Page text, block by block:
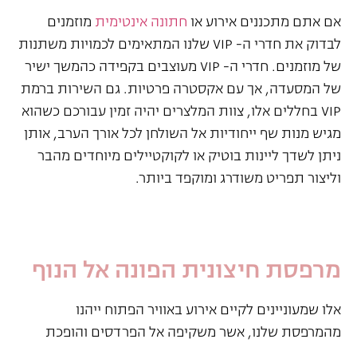
אם אתם מתכננים אירוע או חתונה אינטימית מוזמנים
לבדוק את חדרי ה- VIP שלנו המתאימים לכמויות משתנות
של מוזמנים. חדרי ה- VIP מעוצבים בקפידה כהמשך ישיר
של המסעדה, אך עם אקסטרה פרטיות. גם השירות ברמת
VIP בחללים אלו, צוות המלצרים יהיה זמין עבורכם כשהוא
מגיש מנות שף ייחודיות אל השולחן לכל אורך הערב, אותן
ניתן לשדך ליינות בוטיק או לקוקטיילים מיוחדים מהבר
וליצור תפריט משודרג ומוקפד ביותר.
מרפסת חיצונית הפונה אל הנוף
אלו שמעוניינים לקיים אירוע באוויר הפתוח ייהנו
מהמרפסת שלנו, אשר משקיפה אל הפרדסים והופכת